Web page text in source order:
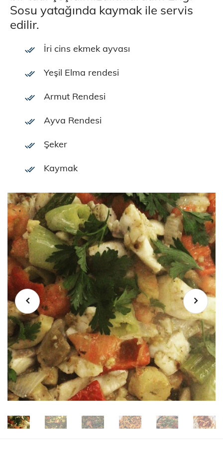
Sosu yatağında kaymak ile servis
edilir.
İri cins ekmek ayvası
Yeşil Elma rendesi
Armut Rendesi
Ayva Rendesi
Şeker
Kaymak